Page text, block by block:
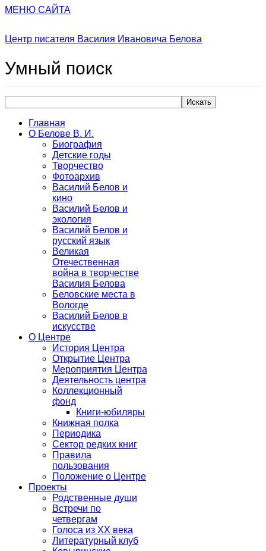
МЕНЮ САЙТА
Центр писателя Василия Ивановича Белова
Умный поиск
Искать
Главная
О Белове В. И.
Биография
Детские годы
Творчество
Фотоархив
Василий Белов и
кино
Василий Белов и
экология
Василий Белов и
русский язык
Великая
Отечественная
война в творчестве
Василия Белова
Беловские места в
Вологде
Василий Белов в
искусстве
О Центре
История Центра
Открытие Центра
Мероприятия Центра
Деятельность центра
Коллекционный
фонд
Книги-юбиляры
Книжная полка
Периодика
Сектор редких книг
Правила
пользования
Положение о Центре
Проекты
Родственные души
Встречи по
четвергам
Голоса из ХХ века
Литературный клуб